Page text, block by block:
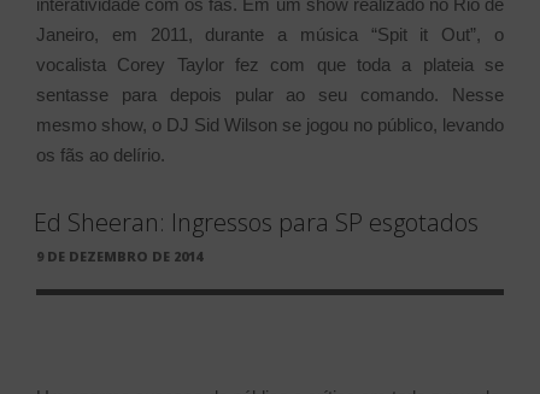
interatividade com os fãs. Em um show realizado no Rio de
Janeiro, em 2011, durante a música “Spit it Out”, o
vocalista Corey Taylor fez com que toda a plateia se
sentasse para depois pular ao seu comando. Nesse
mesmo show, o DJ Sid Wilson se jogou no público, levando
os fãs ao delírio.
Ed Sheeran: Ingressos para SP esgotados
PUBLICADO
9 DE DEZEMBRO DE 2014